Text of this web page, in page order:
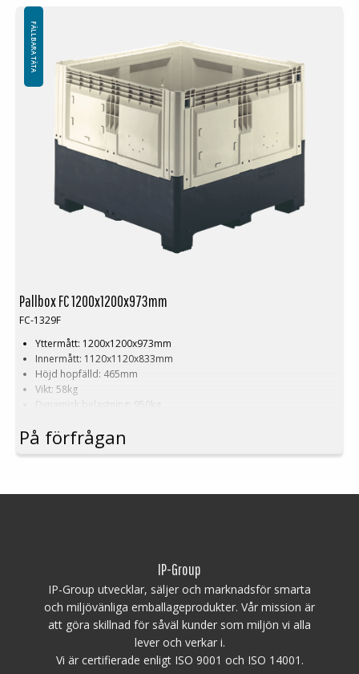
Denna specialdimension av Pallbox kräver en minsta order på mellan
200-2000st. Kontakta oss för mer information.
Pallbox FC 1200x1200x973mm
FC-1329F
Yttermått: 1200x1200x973mm
Innermått: 1120x1120x833mm
Höjd hopfälld: 465mm
Vikt: 58kg
Dynamisk belastning: 950kg
Material: HDPE
Standardfärg: Naturvit på svart bas
FÄLLBARA TÄTA
På förfrågan
IP-Group
IP-Group utvecklar, säljer och marknadsför smarta
och miljövänliga emballageprodukter. Vår mission är
att göra skillnad för såväl kunder som miljön vi alla
lever och verkar i.
Vi är certifierade enligt ISO 9001 och ISO 14001.